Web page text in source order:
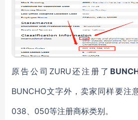
原告公司 ZURU还注册了
BUNCHO文字外，卖家同样要注
038、050等注册商标类别。